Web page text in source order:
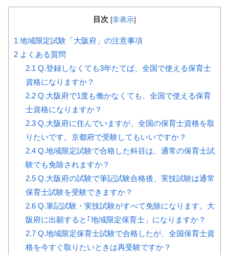
目次 [非表示]
1 地域限定試験「大阪府」の注意事項
2 よくある質問
2.1Q.登録しなくても3年たてば、全国で使える保育士
資格になりますか？
2.2Q.大阪府で1度も働かなくても、全国で使える保育
士資格になりますか？
2.3Q.大阪府に住んでいますが、全国の保育士資格を取
りたいです。京都府で受験してもいいですか？
2.4Q.地域限定試験で合格した科目は、通常の保育士試
験でも免除されますか？
2.5Q.大阪府の試験で筆記試験合格後、実技試験は通常
保育士試験を受験できますか？
2.6Q.筆記試験・実技試験がすべて免除になります。大
阪府に出願すると｢地域限定保育士」になりますか？
2.7Q.地域限定保育士試験で合格したが、全国保育士資
格を今すぐ取りたいときは再受験ですか？